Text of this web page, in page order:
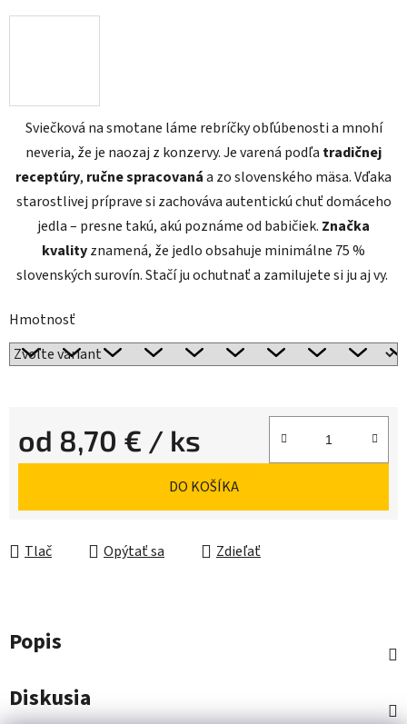
Sviečková na smotane láme rebríčky obľúbenosti a mnohí
neveria, že je naozaj z konzervy. Je varená podľa tradičnej
receptúry, ručne spracovanáa zo slovenského mäsa. Vďaka
starostlivej príprave si zachováva autentickú chuť domáceho
jedla – presne takú, akú poznáme od babičiek. Značka
kvalityznamená, že jedlo obsahuje minimálne 75 %
slovenských surovín. Stačí ju ochutnať a zamilujete si ju aj vy.
Hmotnosť
od 8,70 € / ks
Jednotková cena:
DO KOŠÍKA
Tlač Opýtať sa Zdieľať
Popis
Diskusia